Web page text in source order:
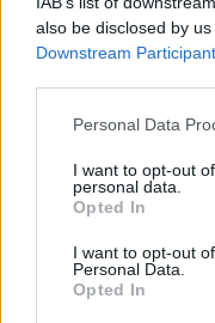
also be disclosed by
Downstream
Personal Data
I want to opt-out
personal data.
Opted In
I want to opt-out
Personal Data.
Opted In